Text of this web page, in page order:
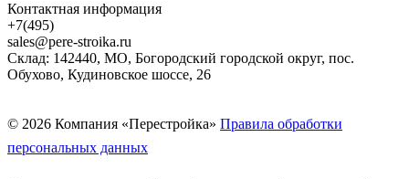
Контактная информация
+7(495)
sales@pere-stroika.ru
Склад: 142440, МО, Богородский городской округ, пос.
Обухово, Кудиновское шоссе, 26
© 2026 Компания «Перестройка» Правила обработки
персональных данных